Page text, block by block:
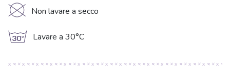
K Non lavare a secco
g Lavare a 30°C